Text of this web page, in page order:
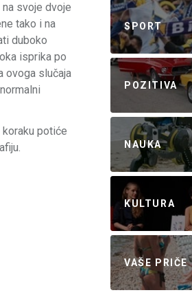
svoje dvoje
tako i na
duboko
isprika po
ovoga slučaja
potiće
SPORT
POZITIVA
NAUKA
KULTURA
VAŠE PRIČE